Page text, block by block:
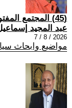
(45) المجتمع المفتوح وأعداؤه
عبد المجيد
2026 / 8 / 7
مواضيع وابحاث